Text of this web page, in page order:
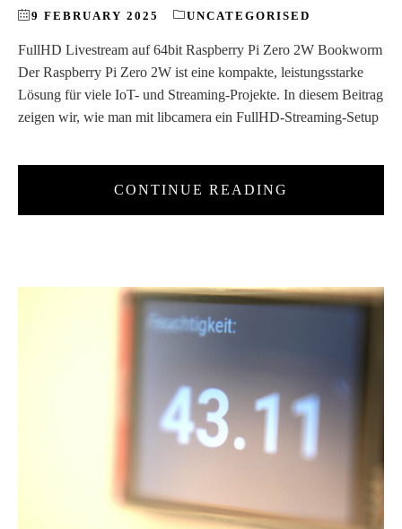
9 FEBRUARY 2025 UNCATEGORISED
FullHD Livestream auf 64bit Raspberry Pi Zero 2W Bookworm
Der Raspberry Pi Zero 2W ist eine kompakte, leistungsstarke
Lösung für viele IoT- und Streaming-Projekte. In diesem Beitrag
zeigen wir, wie man mit libcamera ein FullHD-Streaming-Setup
CONTINUE READING